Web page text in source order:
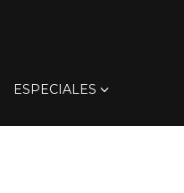
ESPECIALES